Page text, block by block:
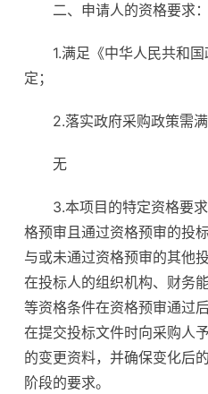
二、申请人的资格要求：
1.满足《中华人民共和
定；
2.落实政府采购政策需满
无
3.本项目的特定资格要
格预审且通过资格预审的投
与或未通过资格预审的其他
在投标人的组织机构、财务
等资格条件在资格预审通过
在提交投标文件时向采购人
的变更资料，并确保变化后
阶段的要求。